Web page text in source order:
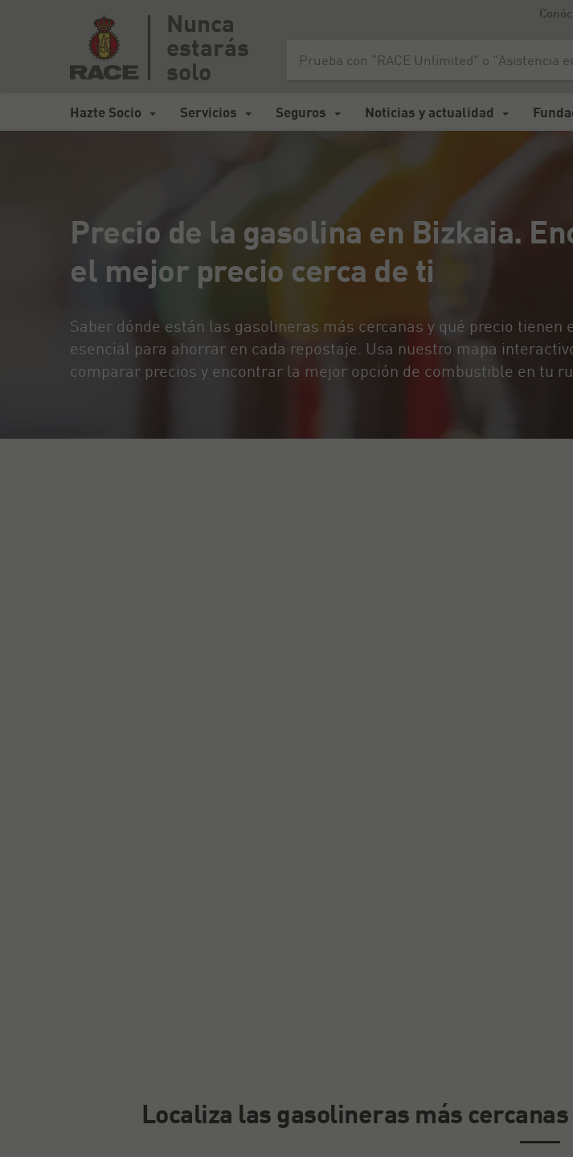
Nunca
estarás
solo
Hazte Socio Servicios Seguros Noticias y actualidad
Inicio>Mapa de carreteras España >Precio de la gasolina en Bizkaia. Encuentra el mejor precio cerca de ti
Precio de la gasolina en Bizkaia.
el mejor precio cerca de ti
Saber dónde están las gasolineras más cercanas y qué precio tienen
esencial para ahorrar en cada repostaje. Usa nuestro mapa
comparar precios y encontrar la mejor opción de combustible en tu
Localiza las gasolineras más